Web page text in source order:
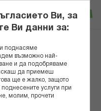
Вход
Ви, за
Ви данни за:
поднасяме
възможно най-
и да подобряваме
да приемеш
ще е жалко, защото
услуги при
молим, прочети